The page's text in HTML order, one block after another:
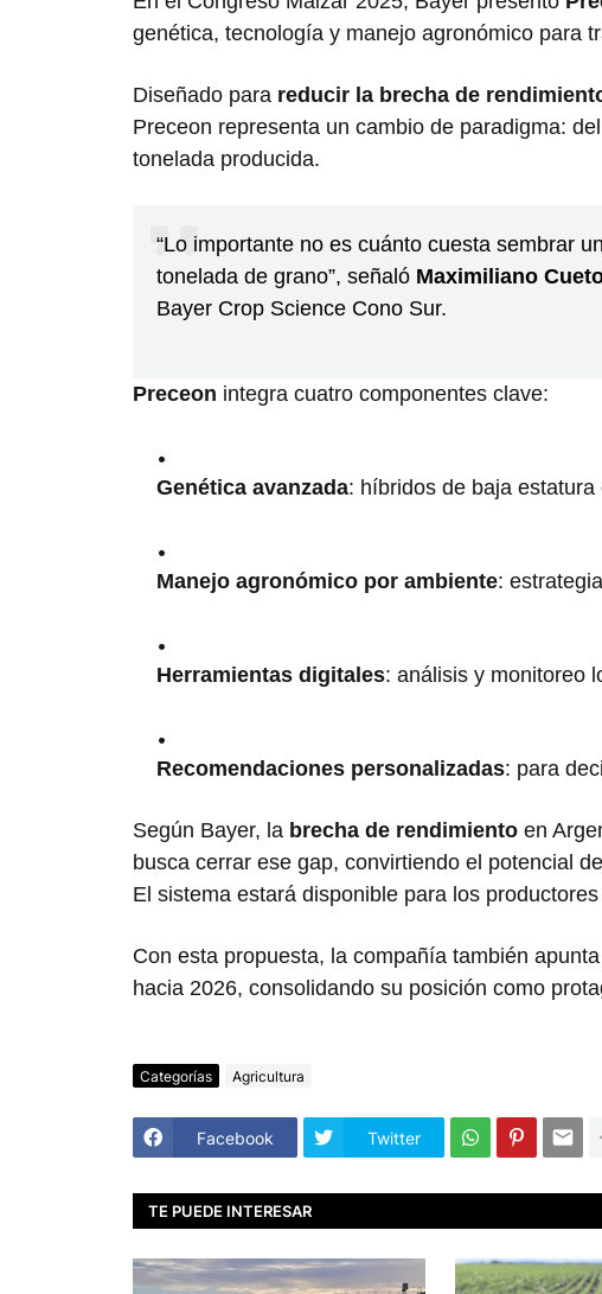
genética, tecnología y manejo agronómico para
Diseñado para reducir la brecha de
Preceon representa un cambio de paradigma:
tonelada producida.
“Lo importante no es cuánto cuesta sembrar
tonelada de grano”, señaló Maximiliano
Bayer Crop Science Cono Sur.
Preceon integra cuatro componentes clave:
Genética avanzada: híbridos de baja
Manejo agronómico por ambiente:
Herramientas digitales: análisis y monitoreo
Recomendaciones personalizadas: para
Según Bayer, la brecha de rendimiento en
busca cerrar ese gap, convirtiendo el potencial
El sistema estará disponible para los
Con esta propuesta, la compañía también
hacia 2026, consolidando su posición como
Categorías Agricultura
Facebook Twitter
TE PUEDE INTERESAR